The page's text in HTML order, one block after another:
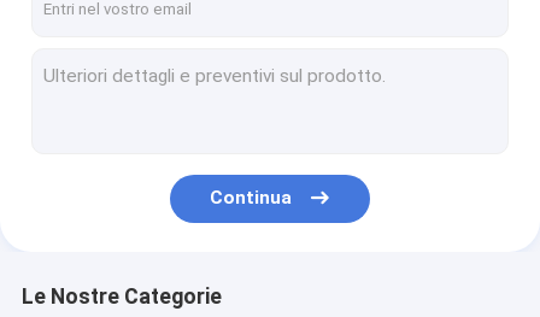
Continua
Le Nostre Categorie